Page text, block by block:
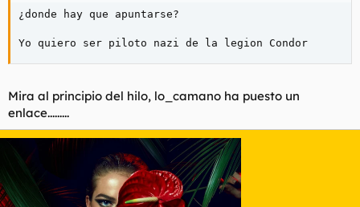
¿donde hay que apuntarse?
Yo quiero ser piloto nazi de la legion Condor
Mira al principio del hilo, lo_camano ha puesto un
enlace.........